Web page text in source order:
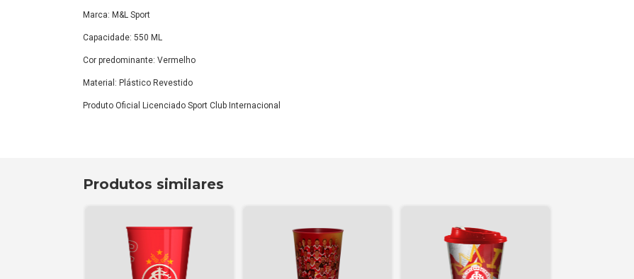
Marca: M&L Sport
Capacidade: 550 ML
Cor predominante: Vermelho
Material: Plástico Revestido
Produto Oficial Licenciado Sport Club Internacional
Produtos similares